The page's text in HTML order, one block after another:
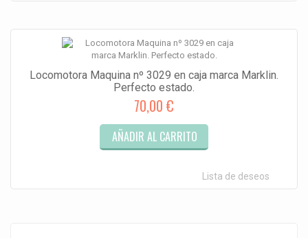
Locomotora Maquina nº 3029 en caja marca Marklin.
Perfecto estado.
70,00 €
AÑADIR AL CARRITO
Lista de deseos